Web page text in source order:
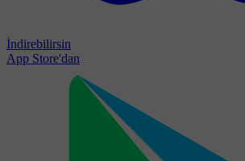
İndirebilirsin
App Store'dan